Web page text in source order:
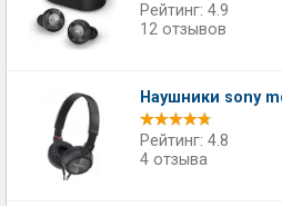
Рейтинг: 4.9
12 отзывов
Наушники sony
Рейтинг: 4.8
4 отзыва